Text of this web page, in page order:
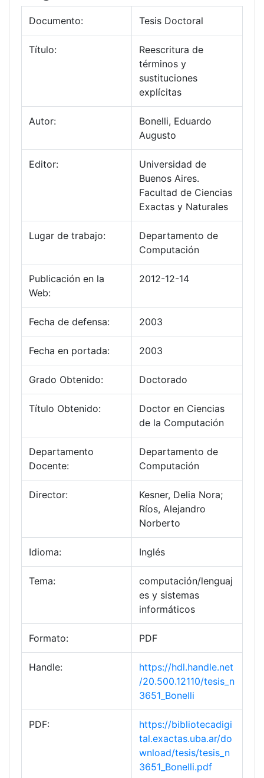
Documento: Tesis Doctoral
Título:
Reescritura de
términos y
sustituciones
explícitas
Autor:
Bonelli, Eduardo
Augusto
Editor:
Universidad de
Buenos Aires.
Facultad de Ciencias
Exactas y Naturales
Lugar de trabajo:
Departamento de
Computación
Publicación en la
Web:
2012-12-14
Fecha de defensa: 2003
Fecha en portada: 2003
Grado Obtenido: Doctorado
Título Obtenido:
Doctor en Ciencias
de la Computación
Departamento
Docente:
Departamento de
Computación
Director:
Kesner, Delia Nora;
Ríos, Alejandro
Norberto
Idioma: Inglés
Tema:
computación/lenguaj
es y sistemas
informáticos
Formato: PDF
Handle:
https://hdl.handle.net
/20.500.12110/tesis_n
3651_Bonelli
PDF:
https://bibliotecadigi
tal.exactas.uba.ar/do
wnload/tesis/tesis_n
3651_Bonelli.pdf